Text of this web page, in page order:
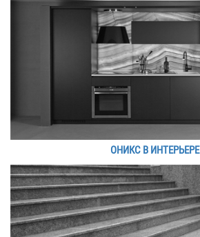
ОНИКС В ИНТЕРЬЕРЕ